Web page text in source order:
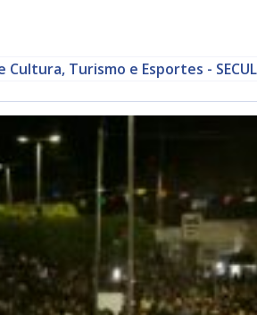
Cultura, Turismo e Esportes -